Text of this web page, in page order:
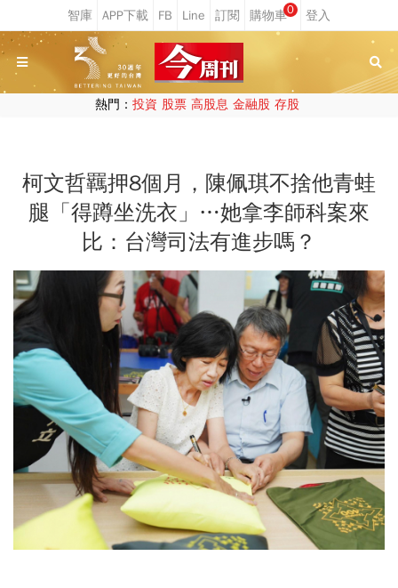
0
熱門： 投資 股票 高股息 金融股 存股
柯文哲羈押8個月，陳佩琪不捨他青蛙
腿「得蹲坐洗衣」…她拿李師科案來
比：台灣司法有進步嗎？